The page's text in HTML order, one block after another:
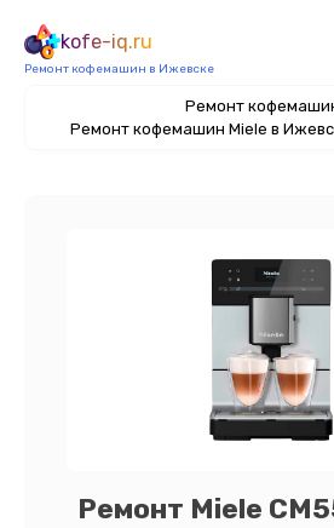
kofe-iq.ru
Ремонт кофемашин в Ижевске
Ремонт
Ремонт кофемашин Miele в
Ремонт Miele